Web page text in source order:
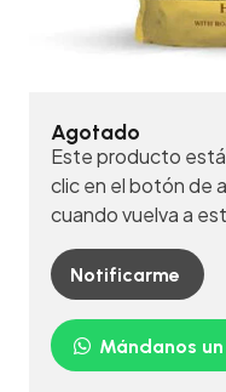
Agotado
Este producto
clic en el botón de
cuando vuelva a
Notificarme
Mándanos